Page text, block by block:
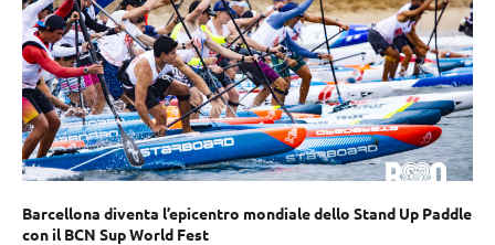
Barcellona diventa l’epicentro mondiale dello Stand Up Paddle
con il BCN Sup World Fest